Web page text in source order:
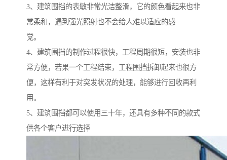
3、建筑围挡的表敏非常光洁整滑，它的颜色看起来也非
常柔和，遇到强光照射也不会给人难以适应的感
觉。
4、建筑围挡的制作过程很快，工程周期很短，安装也非
常方便，若果一个工程结束，工程围挡拆卸起来也很方
便，这样有利于对突发状况的处理，能够进行回收再利
用。
5、建筑围挡都可以使用三十年，还具有多种不同的款式
供各个客户进行选择